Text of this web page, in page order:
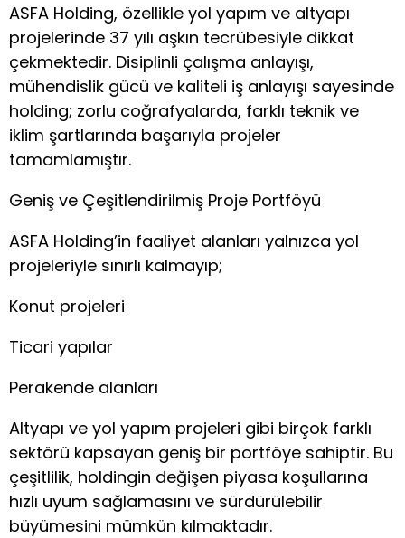
ASFA Holding, özellikle yol yapım ve altyapı
projelerinde 37 yılı aşkın tecrübesiyle dikkat
çekmektedir. Disiplinli çalışma anlayışı,
mühendislik gücü ve kaliteli iş anlayışı sayesinde
holding; zorlu coğrafyalarda, farklı teknik ve
iklim şartlarında başarıyla projeler
tamamlamıştır.
Geniş ve Çeşitlendirilmiş Proje Portföyü
ASFA Holding’in faaliyet alanları yalnızca yol
projeleriyle sınırlı kalmayıp;
Konut projeleri
Ticari yapılar
Perakende alanları
Altyapı ve yol yapım projeleri gibi birçok farklı
sektörü kapsayan geniş bir portföye sahiptir. Bu
çeşitlilik, holdingin değişen piyasa koşullarına
hızlı uyum sağlamasını ve sürdürülebilir
büyümesini mümkün kılmaktadır.